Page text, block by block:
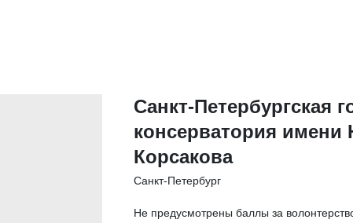
Санкт-Петербургская
консерватория имени
Корсакова
Санкт-Петербург
Не предусмотрены баллы за